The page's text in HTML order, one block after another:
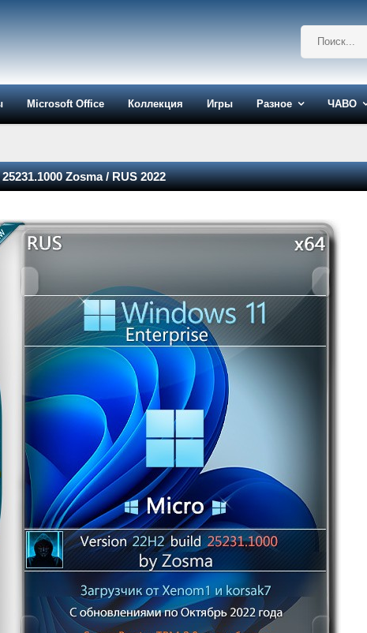
Microsoft Office Коллекция Игры Разное ЧАВО
Zosma / RUS 2022